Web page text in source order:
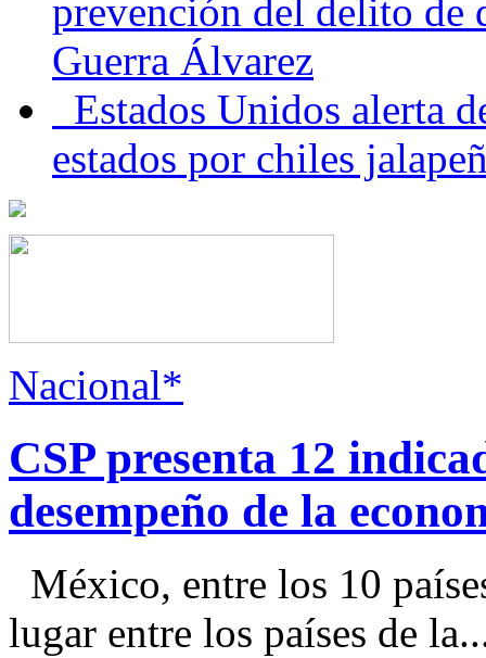
prevención del delito de
Guerra Álvarez
Estados Unidos alerta
estados por chiles
Nacional*
CSP presenta 12
desempeño de la
México, entre los 10
lugar entre los países de